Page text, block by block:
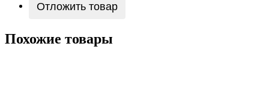
Отложить товар
Похожие товары